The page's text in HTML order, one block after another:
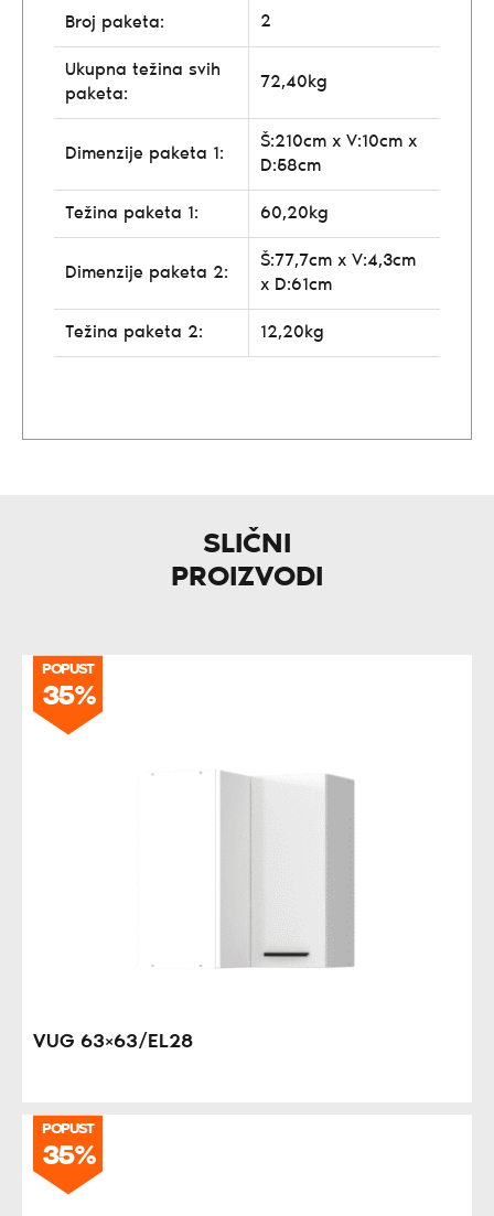
Broj paketa: 2
Ukupna težina svih
paketa:
72,40kg
Dimenzije paketa 1:
Š:210cm x V:10cm x
D:58cm
Težina paketa 1: 60,20kg
Dimenzije paketa 2:
Š:77,7cm x V:4,3cm
x D:61cm
Težina paketa 2: 12,20kg
SLIČNI
PROIZVODI
POPUST
35%
VUG 63×63/EL28
POPUST
35%